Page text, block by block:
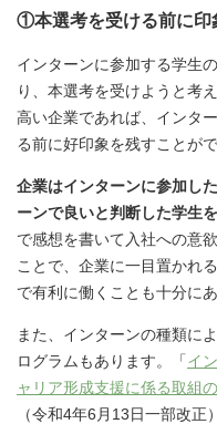
①本選考を受ける前に印
インターンに参加する学生
り、本選考を受けようと考
高い企業であれば、インタ
る前に好印象を残すことが
企業はインターンに参加し
ーンで良いと判断した学生
で感想を書いて入社への意
ことで、企業に一目置かれ
で有利に働くことも十分に
また、インターンの種類に
ログラムもあります。「イ
ャリア形成支援に係る取組
（令和4年6月13日一部改